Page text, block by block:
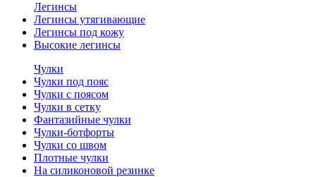
Легинсы
Легинсы утягивающие
Легинсы под кожу
Высокие легинсы
Чулки
Чулки под пояс
Чулки с поясом
Чулки в сетку
Фантазийные чулки
Чулки-ботфорты
Чулки со швом
Плотные чулки
На силиконовой резинке